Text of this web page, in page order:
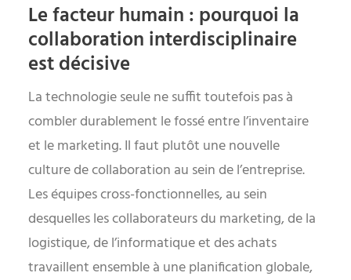
Le facteur humain : pourquoi la
collaboration interdisciplinaire
est décisive
La technologie seule ne suffit toutefois pas à
combler durablement le fossé entre l’inventaire
et le marketing. Il faut plutôt une nouvelle
culture de collaboration au sein de l’entreprise.
Les équipes cross-fonctionnelles, au sein
desquelles les collaborateurs du marketing, de la
logistique, de l’informatique et des achats
travaillent ensemble à une planification globale,